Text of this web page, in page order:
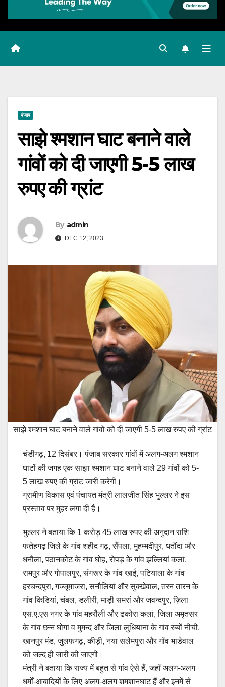
पंजाब
साझे श्मशान घाट बनाने वाले
गांवों को दी जाएगी 5-5 लाख
रुपए की ग्रांट
By admin
DEC 12, 2023
साझे श्मशान घाट बनाने वाले गांवों को दी जाएगी 5-5 लाख रुपए की ग्रांट
चंडीगढ़, 12 दिसंबर। पंजाब सरकार गांवों में अलग-अलग श्मशान
घाटों की जगह एक साझा श्मशान घाट बनाने वाले 29 गांवों को 5-
5 लाख रुपए की ग्रांट जारी करेगी।
ग्रामीण विकास एवं पंचायत मंत्री लालजीत सिंह भुल्लर ने इस
प्रस्ताव पर मुहर लगा दी है।
भुल्लर ने बताया कि 1 करोड़ 45 लाख रुपए की अनुदान राशि
फतेहगढ़ जिले के गांव शहीद गढ़, सैंपला, मुहम्मदीपुर, धतौंदा और
धनौला, पठानकोट के गांव घोह, रोपड़ के गांव झल्लियां कलां,
रामपुर और गोपालपुर, संगरूर के गांव खाई, पटियाला के गांव
हरचन्दपुरा, गज्जूमाजरा, सनौलियां और सुक्खेवाल, तरन तारन के
गांव किडियां, चंबल, डलीरी, माड़ी समरां और जवन्दपुर, ज़िला
एस.ए.एस नगर के गांव महरौली और ढकोरा कलां, जिला अमृतसर
के गांव छन्न घोगा व मुमन्द और जिला लुधियाना के गांव रब्बों नीची,
खानपुर मंड, जुलफगढ़, कीड़ी, नया सलेमपुरा और गाँव भाडेवाल
को जल्द ही जारी की जाएगी।
मंत्री ने बताया कि राज्य में बहुत से गांव ऐसे हैं, जहाँ अलग-अलग
धर्मों-आबादियों के लिए अलग-अलग शमशानघाट हैं और इनमें से